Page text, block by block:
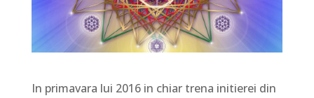
In primavara lui 2016 in chiar trena initierei din